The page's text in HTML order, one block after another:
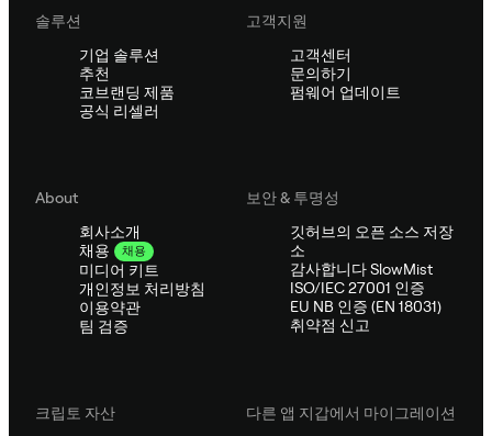
솔루션
기업 솔루션
추천
코브랜딩 제품
공식 리셀러
고객지원
고객센터
문의하기
펌웨어 업데이트
About
회사소개
채용
채용
미디어 키트
개인정보 처리방침
이용약관
팀 검증
보안 & 투명성
깃허브의 오픈 소스 저장
소
감사합니다 SlowMist
ISO/IEC 27001 인증
EU NB 인증 (EN 18031)
취약점 신고
크립토 자산
다른 앱 지갑에서 마이그레이션